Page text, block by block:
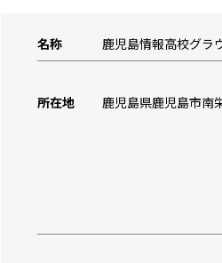
名称 鹿児島情報高校グラ
所在地 鹿児島県鹿児島市南